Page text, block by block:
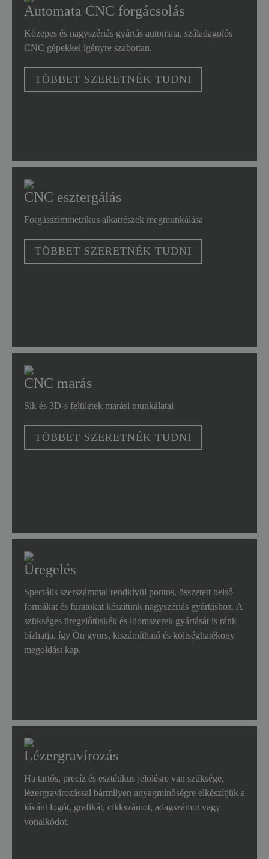
Automata CNC forgácsolás
Közepes és nagyszériás gyártás automata, száladagolós
CNC gépekkel igényre szabottan.
TÖBBET SZERETNÉK TUDNI
CNC esztergálás
Forgásszimmetrikus alkatrészek megmunkálása
TÖBBET SZERETNÉK TUDNI
CNC marás
Sík és 3D-s felületek marási munkálatai
TÖBBET SZERETNÉK TUDNI
Üregelés
Speciális szerszámmal rendkívül pontos, összetett belső
formákat és furatokat készítünk nagyszériás gyártáshoz. A
szükséges üregelőtüskék és idomszerek gyártását is ránk
bízhatja, így Ön gyors, kiszámítható és költséghatékony
megoldást kap.
Lézergravírozás
Ha tartós, precíz és esztétikus jelölésre van szüksége,
lézergravírozással bármilyen anyagminőségre elkészítjük a
kívánt logót, grafikát, cikkszámot, adagszámot vagy
vonalkódot.